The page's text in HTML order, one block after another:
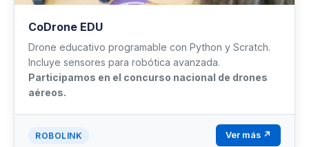
CoDrone EDU
Drone educativo programable con Python y Scratch.
Incluye sensores para robótica avanzada.
Participamos en el concurso nacional de drones
aéreos.
ROBOLINK Ver más ↗